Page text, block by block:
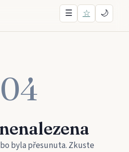
☰ ☆ 🌙
byla přesunuta. Zkuste